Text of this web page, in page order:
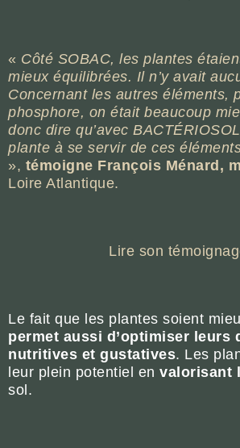
« Côté SOBAC, les plantes
mieux équilibrées. Il n’y avait
Concernant les autres éléments,
phosphore, on était beaucoup
donc dire qu’avec
plante à se servir de ces
», témoigne François Ménard,
Loire Atlantique.
Lire son
Le fait que les plantes soient
permet aussi d’optimiser leurs
nutritives et gustatives. Les
leur plein potentiel en valorisant
sol.